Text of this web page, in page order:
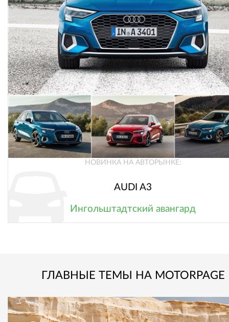
НОВИНКА НА АВТОРЫНКЕ:
AUDI A3
Ингольштадтский авангард
ГЛАВНЫЕ ТЕМЫ НА MOTORPAGE